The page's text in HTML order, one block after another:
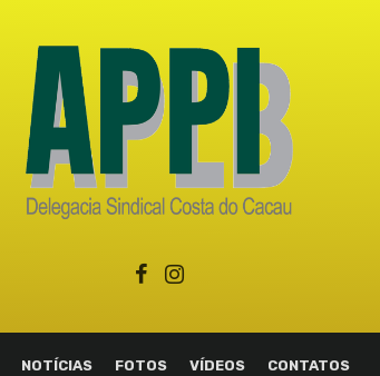
NOTÍCIAS FOTOS VÍDEOS CONTATOS